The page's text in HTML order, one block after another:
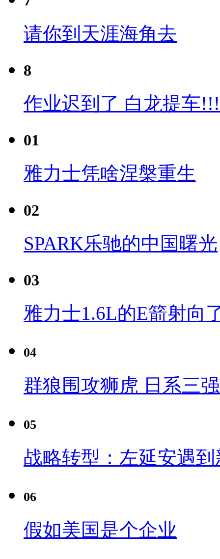
请你到天涯海角去
8
作业迟到了 白龙提车
01
雅力士凭啥涅槃重生
02
SPARK乐驰的中国曙光
03
雅力士1.6L的E箭射向
04
群狼围攻狮虎 日系三
05
战略转型：左延安遇
06
假如美国是个企业